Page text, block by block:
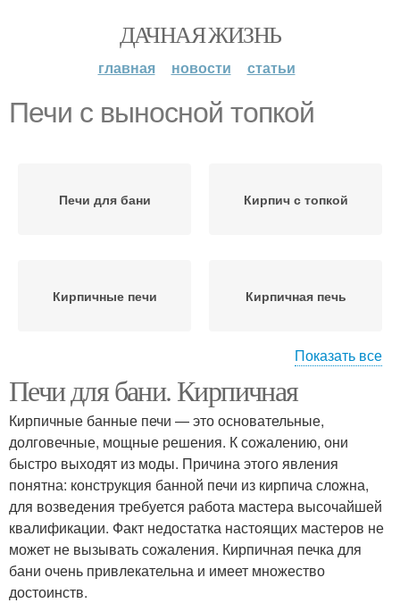
ДАЧНАЯ ЖИЗНЬ
главная новости статьи
Печи с выносной топкой
Печи для бани Кирпич с топкой
Кирпичные печи Кирпичная печь
Печи в бане Банные печи
Печи из кирпича Печь для бани
Цены на газовые печи
Показать все
Печи для бани. Кирпичная
Кирпичные банные печи — это основательные,
долговечные, мощные решения. К сожалению, они
быстро выходят из моды. Причина этого явления
понятна: конструкция банной печи из кирпича сложна,
для возведения требуется работа мастера высочайшей
квалификации. Факт недостатка настоящих мастеров не
может не вызывать сожаления. Кирпичная печка для
бани очень привлекательна и имеет множество
достоинств.